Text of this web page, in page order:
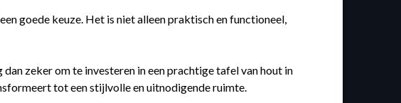
goede keuze. Het is niet alleen praktisch en functioneel,
zeker om te investeren in een prachtige tafel van hout in
tot een stijlvolle en uitnodigende ruimte.